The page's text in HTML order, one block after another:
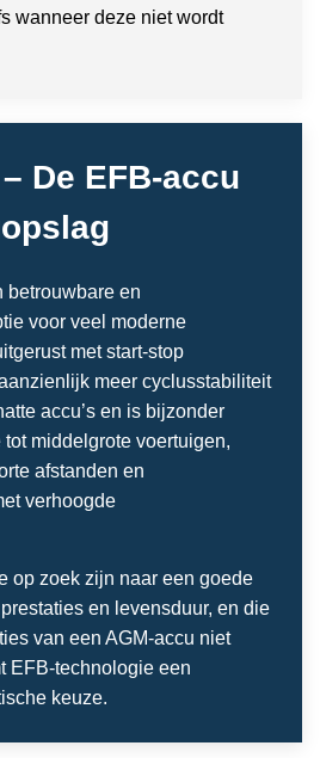
wanneer deze niet wordt
De EFB-accu
betrouwbare en
voor veel moderne
met start-stop
meer cyclusstabiliteit
accu’s en is bijzonder
middelgrote voertuigen,
afstanden en
verhoogde
op zoek zijn naar een goede
en levensduur, en die
van een AGM-accu niet
EFB-technologie een
keuze.